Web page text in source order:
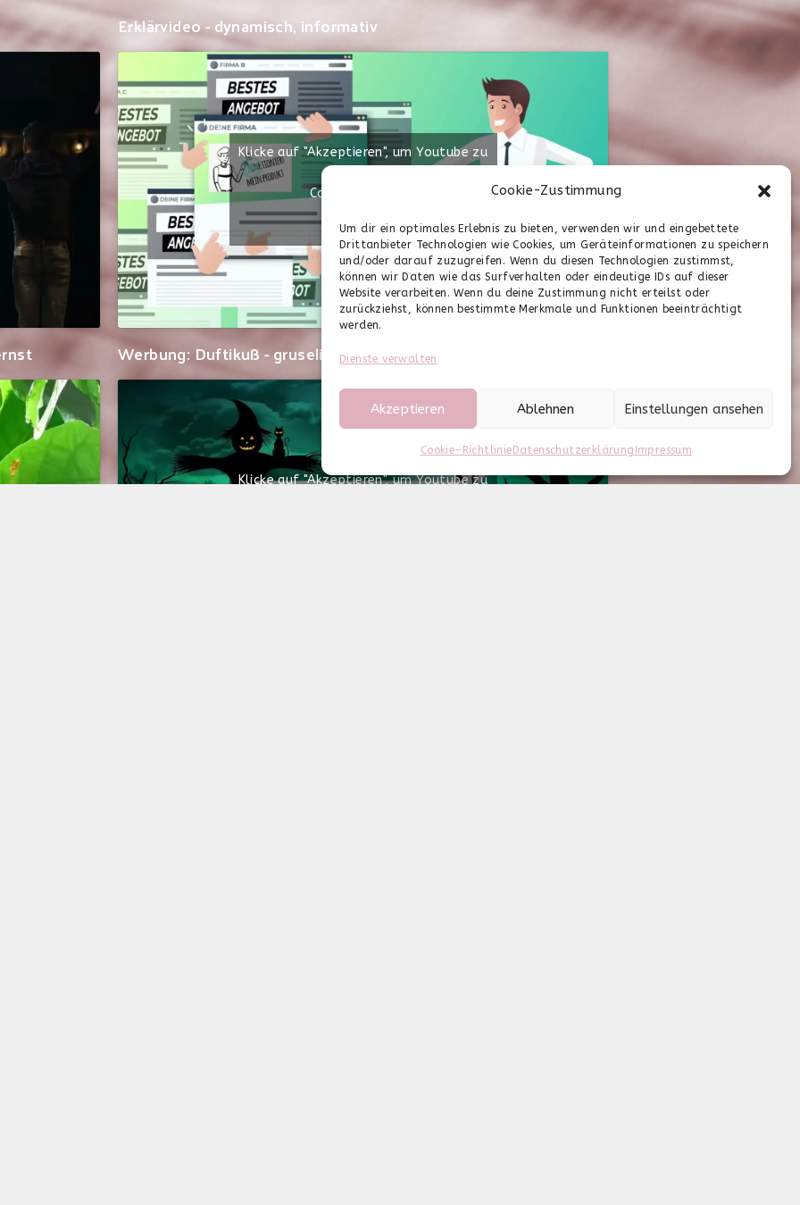
Cookie-Zustimmung
Um dir ein optimales Erlebnis zu bieten, verwenden wir und eingebettete
Drittanbieter Technologien wie Cookies, um Geräteinformationen zu speichern
und/oder darauf zuzugreifen. Wenn du diesen Technologien zustimmst,
können wir Daten wie das Surfverhalten oder eindeutige IDs auf dieser
Website verarbeiten. Wenn du deine Zustimmung nicht erteilst oder
zurückziehst, können bestimmte Merkmale und Funktionen beeinträchtigt
werden.
Dienste verwalten
Akzeptieren Ablehnen Einstellungen ansehen
Cookie-Richtlinie Datenschutzerklärung Impressum
Erklärvideo - dynamisch, informativ
Klicke auf "Akzeptieren", um Youtube zu
Cookie-Richtlinie
Akzeptieren
Werbung: Duftikuß - gruselig, entspannt, kindgerecht
Klicke auf "Akzeptieren", um Youtube zu
Datenschutz
Impressum
© COPYRIGHT - 2021 LARA-SOPHIE SCHEFFLER